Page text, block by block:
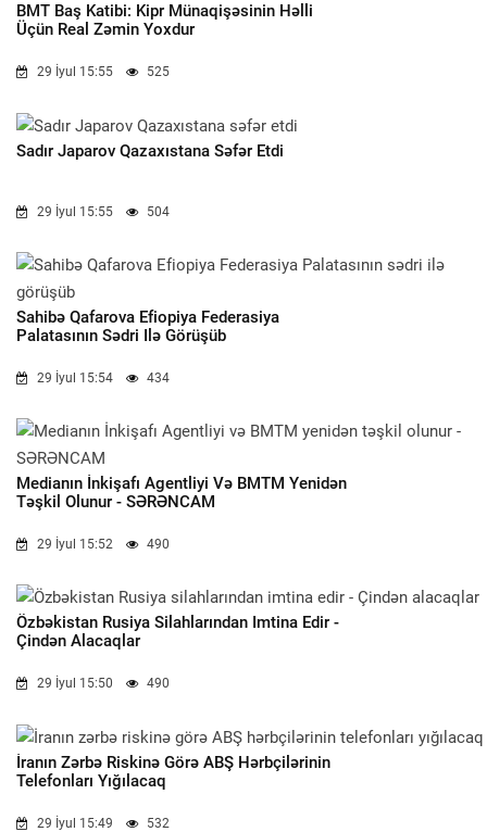
BMT Baş Katibi: Kipr Münaqişəsinin Həlli
Üçün Real Zəmin Yoxdur
29 İyul 15:55 525
Sadır Japarov Qazaxıstana Səfər Etdi
29 İyul 15:55 504
Sahibə Qafarova Efiopiya Federasiya
Palatasının Sədri Ilə Görüşüb
29 İyul 15:54 434
Medianın İnkişafı Agentliyi Və BMTM Yenidən
Təşkil Olunur - SƏRƏNCAM
29 İyul 15:52 490
Özbəkistan Rusiya Silahlarından Imtina Edir -
Çindən Alacaqlar
29 İyul 15:50 490
İranın Zərbə Riskinə Görə ABŞ Hərbçilərinin
Telefonları Yığılacaq
29 İyul 15:49 532